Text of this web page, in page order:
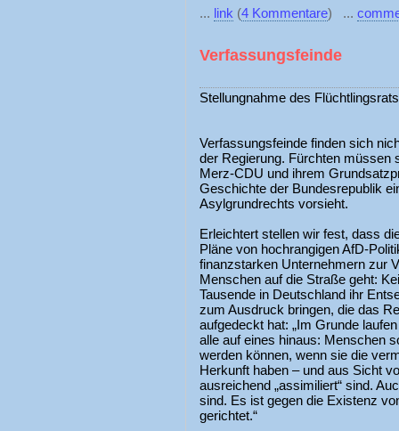
... link (4 Kommentare) ...
Verfassungsfeinde
Stellungnahme des
Verfassungsfeinde finden sich
der Regierung. Fürchten müssen
Merz-CDU und ihrem
Geschichte der Bundesrepublik
Asylgrundrechts vorsieht.
Erleichtert stellen wir fest, dass
Pläne von hochrangigen AfD-
finanzstarken Unternehmern zur
Menschen auf die Straße geht:
Tausende in Deutschland ihr
zum Ausdruck bringen, die das
aufgedeckt hat: „Im Grunde
alle auf eines hinaus: Menschen
werden können, wenn sie die
Herkunft haben – und aus Sicht
ausreichend „assimiliert“ sind.
sind. Es ist gegen die Existenz
gerichtet.“